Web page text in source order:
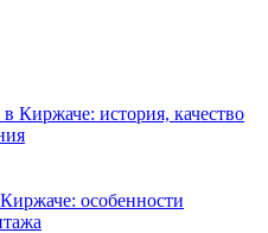
Киржаче: история, качество
особенности